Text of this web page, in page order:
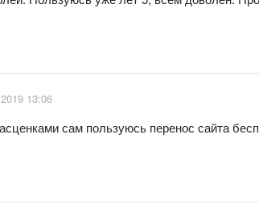
13:06
сам пользуюсь перенос сайта